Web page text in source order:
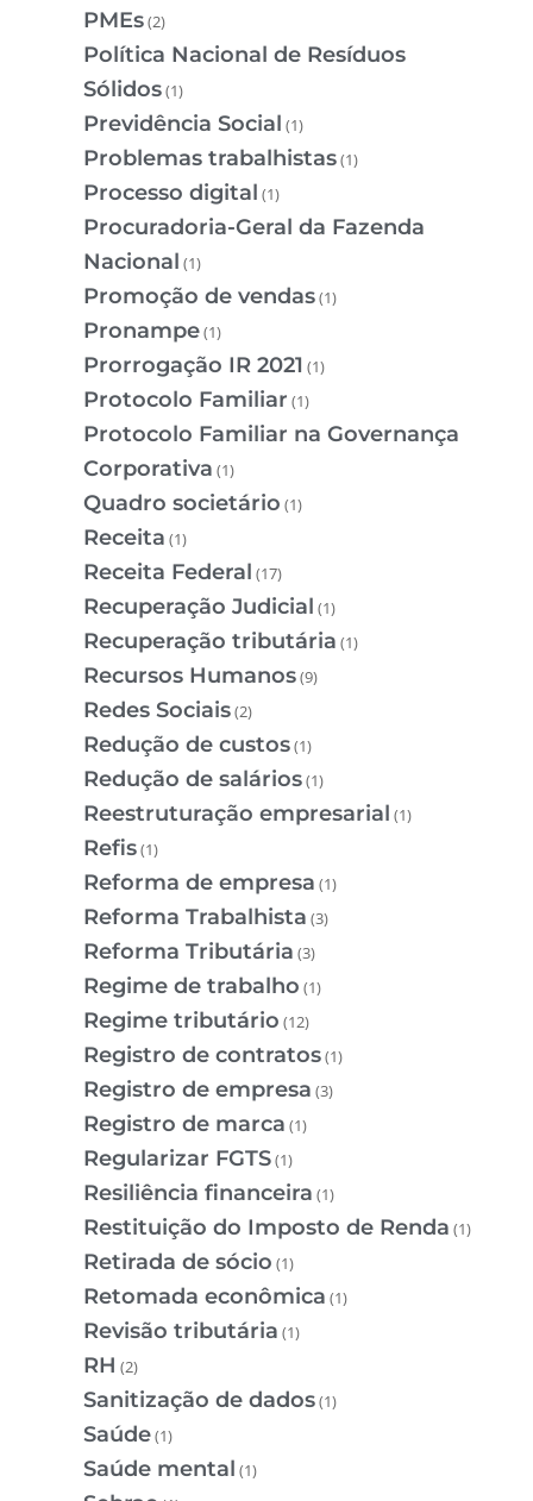
PMEs(2)
Política Nacional de Resíduos
Sólidos(1)
Previdência Social (1)
Problemas trabalhistas(1)
Processo digital (1)
Procuradoria-Geral da Fazenda
Nacional (1)
Promoção de vendas(1)
Pronampe(1)
Prorrogação IR 2021 (1)
Protocolo Familiar (1)
Protocolo Familiar na Governança
Corporativa (1)
Quadro societário (1)
Receita (1)
Receita Federal (17)
Recuperação Judicial (1)
Recuperação tributária (1)
Recursos Humanos(9)
Redes Sociais(2)
Redução de custos(1)
Redução de salários(1)
Reestruturação empresarial (1)
Refis(1)
Reforma de empresa (1)
Reforma Trabalhista (3)
Reforma Tributária (3)
Regime de trabalho (1)
Regime tributário (12)
Registro de contratos(1)
Registro de empresa (3)
Registro de marca (1)
Regularizar FGTS(1)
Resiliência financeira (1)
Restituição do Imposto de Renda (1)
Retirada de sócio (1)
Retomada econômica (1)
Revisão tributária (1)
RH (2)
Sanitização de dados(1)
Saúde(1)
Saúde mental (1)